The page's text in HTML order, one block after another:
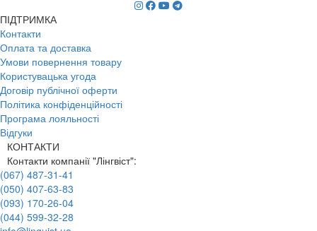
ПІДТРИМКА
Контакти
Оплата та доставка
Умови повернення товару
Користувацька угода
Договір публічної оферти
Політика конфіденційності
Програма лояльності
Відгуки
КОНТАКТИ
Контакти компанії "Лінгвіст":
(067) 487-31-41
(050) 407-63-83
(093) 170-26-04
(044) 599-32-28